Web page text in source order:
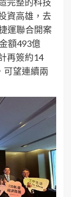
資高雄，去
運聯合開案
額493億
再簽約14
可望連續兩